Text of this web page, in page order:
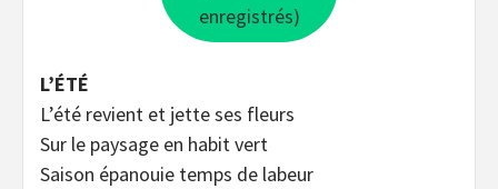
enregistrés)
L’ÉTÉ
L’été revient et jette ses fleurs
Sur le paysage en habit vert
Saison épanouie temps de labeur